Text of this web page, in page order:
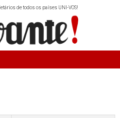
de todos os países UNI-VOS!